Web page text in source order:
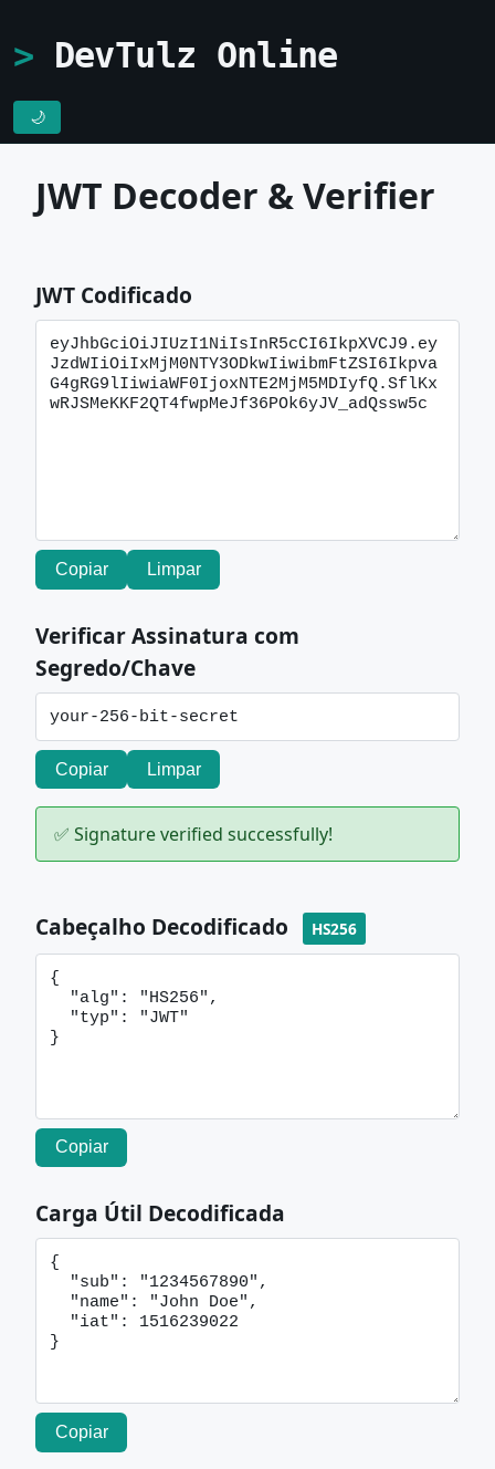
DevTulz Online
🌙
JWT Decoder & Verifier
JWT Codificado
Copiar Limpar
Verificar Assinatura com
Segredo/Chave
Copiar Limpar
✅ Signature verified successfully!
Cabeçalho Decodificado HS256
Copiar
Carga Útil Decodificada
Copiar